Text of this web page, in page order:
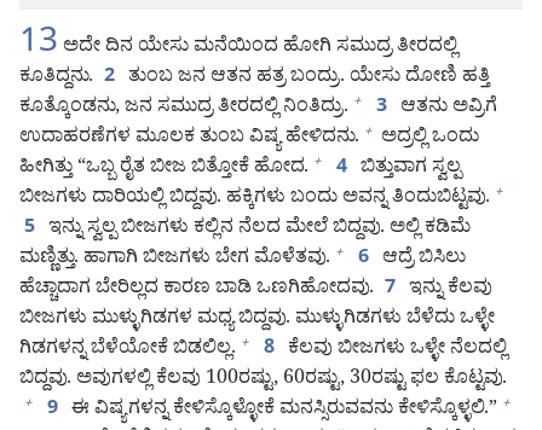
13 ಅದೇ ದಿನ ಯೇಸು ಮನೆಯಿಂದ ಹೋಗಿ ಸಮುದ್ರ ತೀರದಲ್ಲಿ
ಕೂತಿದ್ದನು. 2 ತುಂಬ ಜನ ಆತನ ಹತ್ರ ಬಂದ್ರು. ಯೇಸು ದೋಣಿ ಹತ್ತಿ
ಕೂತ್ಕೊಂಡನು, ಜನ ಸಮುದ್ರ ತೀರದಲ್ಲಿ ನಿಂತಿದ್ರು. + 3 ಆತನು ಅವ್ರಿಗೆ
ಉದಾಹರಣೆಗಳ ಮೂಲಕ ತುಂಬ ವಿಷ್ಯ ಹೇಳಿದನು. + ಅದ್ರಲ್ಲಿ ಒಂದು
ಹೀಗಿತ್ತು “ಒಬ್ಬ ರೈತ ಬೀಜ ಬಿತ್ತೋಕೆ ಹೋದ. + 4 ಬಿತ್ತುವಾಗ ಸ್ವಲ್ಪ
ಬೀಜಗಳು ದಾರಿಯಲ್ಲಿ ಬಿದ್ದವು. ಹಕ್ಕಿಗಳು ಬಂದು ಅವನ್ನ ತಿಂದುಬಿಟ್ಟವು. +
5 ಇನ್ನು ಸ್ವಲ್ಪ ಬೀಜಗಳು ಕಲ್ಲಿನ ನೆಲದ ಮೇಲೆ ಬಿದ್ದವು. ಅಲ್ಲಿ ಕಡಿಮೆ
ಮಣ್ಣಿತ್ತು. ಹಾಗಾಗಿ ಬೀಜಗಳು ಬೇಗ ಮೊಳೆತವು. + 6 ಆದ್ರೆ ಬಿಸಿಲು
ಹೆಚ್ಚಾದಾಗ ಬೇರಿಲ್ಲದ ಕಾರಣ ಬಾಡಿ ಒಣಗಿಹೋದವು. 7 ಇನ್ನು ಕೆಲವು
ಬೀಜಗಳು ಮುಳ್ಳುಗಿಡಗಳ ಮಧ್ಯ ಬಿದ್ದವು. ಮುಳ್ಳುಗಿಡಗಳು ಬೆಳೆದು ಒಳ್ಳೇ
ಗಿಡಗಳನ್ನ ಬೆಳೆಯೋಕೆ ಬಿಡಲಿಲ್ಲ. + 8 ಕೆಲವು ಬೀಜಗಳು ಒಳ್ಳೇ ನೆಲದಲ್ಲಿ
ಬಿದ್ದವು. ಅವುಗಳಲ್ಲಿ ಕೆಲವು 100ರಷ್ಟು, 60ರಷ್ಟು, 30ರಷ್ಟು ಫಲ ಕೊಟ್ಟವು.
+ 9 ಈ ವಿಷ್ಯಗಳನ್ನ ಕೇಳಿಸ್ಕೊಳ್ಳೋಕೆ ಮನಸ್ಸಿರುವವನು ಕೇಳಿಸ್ಕೊಳ್ಳಲಿ.” +